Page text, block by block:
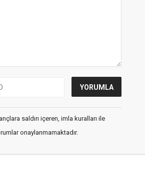
saldırı içeren, imla kuralları ile
onaylanmamaktadır.